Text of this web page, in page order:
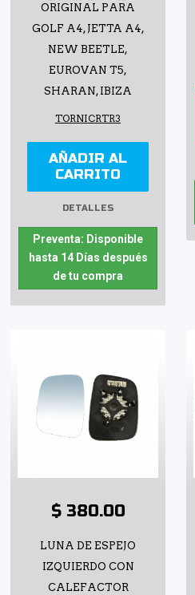
ORIGINAL PARA
GOLF A4, JETTA A4,
NEW BEETLE,
EUROVAN T5,
SHARAN, IBIZA
TORNICRTR3
AÑADIR AL
CARRITO
DETALLES
Preventa: Disponible
hasta 14 Días después
de tu compra
$ 380.00
LUNA DE ESPEJO
IZQUIERDO CON
CALEFACTOR